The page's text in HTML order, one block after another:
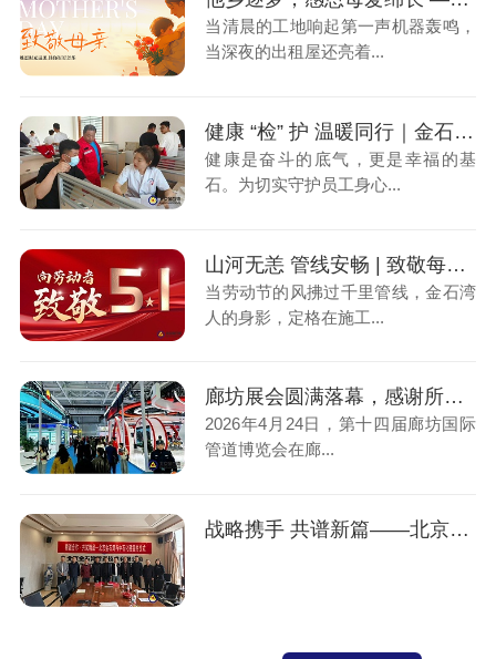
当清晨的工地响起第一声机器轰鸣，
当深夜的出租屋还亮着...
健康 “检” 护 温暖同行｜金石湾年度员工体检圆满完成！
健康是奋斗的底气，更是幸福的基
石。为切实守护员工身心...
山河无恙 管线安畅 | 致敬每一位管线人，五一快乐！
当劳动节的风拂过千里管线，金石湾
人的身影，定格在施工...
廊坊展会圆满落幕，感谢所有支持与陪伴，期待下一次相遇！
2026年4月24日，第十四届廊坊国际
管道博览会在廊...
战略携手 共谱新篇——北京金石湾与中石化工建设有限公司正式达成战略合作伙伴关系